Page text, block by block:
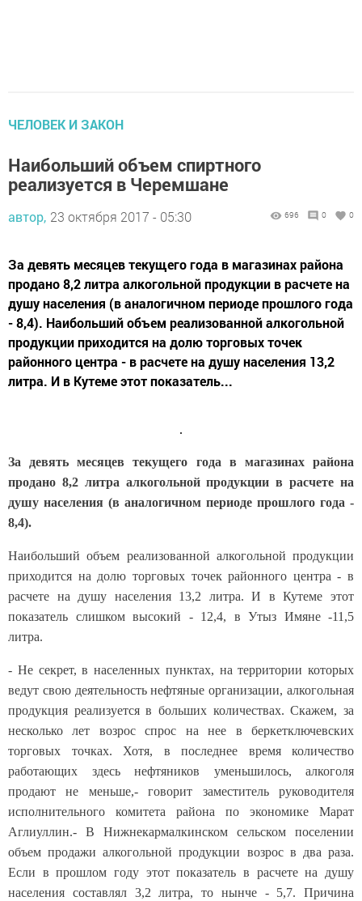
ЧЕЛОВЕК И ЗАКОН
Наибольший объем спиртного
реализуется в Черемшане
автор, 23 октября 2017 - 05:30 696 0 0
За девять месяцев текущего года в магазинах района
продано 8,2 литра алкогольной продукции в расчете на
душу населения (в аналогичном периоде прошлого года
- 8,4). Наибольший объем реализованной алкогольной
продукции приходится на долю торговых точек
районного центра - в расчете на душу населения 13,2
литра. И в Кутеме этот показатель...
За девять месяцев текущего года в магазинах района
продано 8,2 литра алкогольной продукции в расчете на
душу населения (в аналогичном периоде прошлого года -
8,4).
Наибольший объем реализованной алкогольной продукции
приходится на долю торговых точек районного центра - в
расчете на душу населения 13,2 литра. И в Кутеме этот
показатель слишком высокий - 12,4, в Утыз Имяне -11,5
литра.
- Не секрет, в населенных пунктах, на территории которых
ведут свою деятельность нефтяные организации, алкогольная
продукция реализуется в больших количествах. Скажем, за
несколько лет возрос спрос на нее в беркетключевских
торговых точках. Хотя, в последнее время количество
работающих здесь нефтяников уменьшилось, алкоголя
продают не меньше,- говорит заместитель руководителя
исполнительного комитета района по экономике Марат
Аглиуллин.- В Нижнекармалкинском сельском поселении
объем продажи алкогольной продукции возрос в два раза.
Если в прошлом году этот показатель в расчете на душу
населения составлял 3,2 литра, то нынче - 5,7. Причина